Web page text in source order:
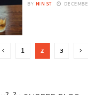
BY NIN ST
1 2 3